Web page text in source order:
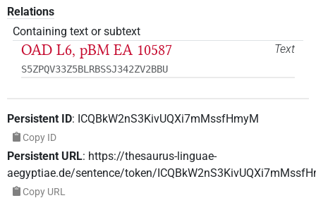
Relations
Containing text or subtext
Text
OAD L6, pBM EA 10587
S5ZPQV33Z5BLRBSSJ342ZV2BBU
Persistent ID: ICQBkW2nS3KivUQXi7mMssfHmyM
Copy ID
Persistent URL: https://thesaurus-linguae-
aegyptiae.de/sentence/token/
Copy URL